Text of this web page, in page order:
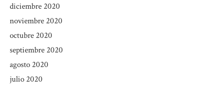
diciembre 2020
noviembre 2020
octubre 2020
septiembre 2020
agosto 2020
julio 2020